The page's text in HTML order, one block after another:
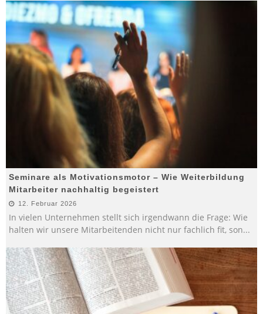
Seminare als Motivationsmotor – Wie Weiterbildung
Mitarbeiter nachhaltig begeistert
12. Februar 2026
In vielen Unternehmen stellt sich irgendwann die Frage: Wie
halten wir unsere Mitarbeitenden nicht nur fachlich fit, son...